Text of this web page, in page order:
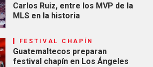
Carlos Ruiz, entre los MVP de la
MLS en la historia
FESTIVAL CHAPÍN
Guatemaltecos preparan
festival chapín en Los Ángeles